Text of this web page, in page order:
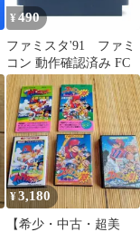
¥ 490
ファミスタ'91 ファミ
コン 動作確認済み FC
¥3,180
【希少・中古・超美